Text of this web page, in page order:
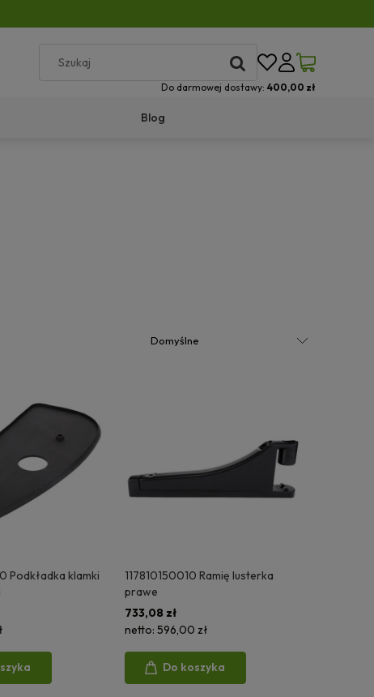
Do darmowej dostawy: 400,00 zł
Blog
Podkładka klamki
117810150010 Ramię lusterka
prawe
733,08 zł
netto: 596,00 zł
Do koszyka